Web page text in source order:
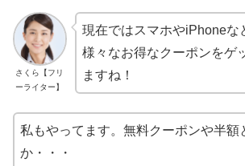
さくら【フリ
ーライター】
現在ではスマホやiPhoneな
様々なお得なクーポンをゲ
ますね！
私もやってます。無料クーポンや半額
か・・・